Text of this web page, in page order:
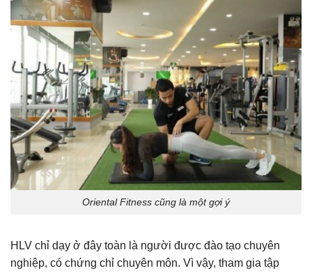
Oriental Fitness cũng là một gợi ý
HLV chỉ dạy ở đây toàn là người được đào tạo chuyên
nghiệp, có chứng chỉ chuyên môn. Vì vậy, tham gia tập